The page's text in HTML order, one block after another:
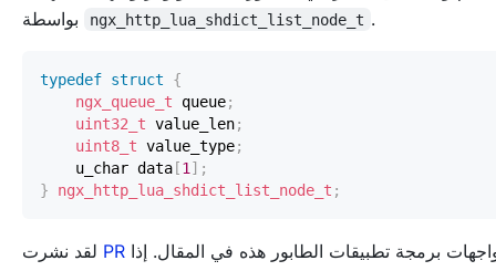
ngx_http_lua_shdict_list_node_t .
typedef struct
{
ngx_queue_t queue;
uint32_t value_len;
uint8_t value_type;
    u_char data
[1 ] ;
}
ngx_http_lua_shdict_list_node_t ;
PR